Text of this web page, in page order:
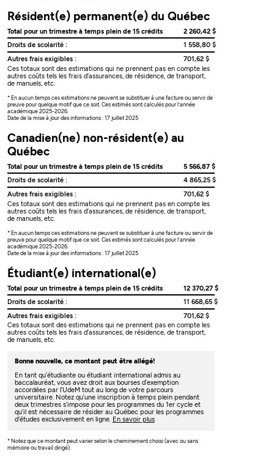
Résident(e) permanent(e) du Québec
Total pour un trimestre à temps plein de 15 crédits
2 260,42 $
Droits de scolarité :
1 558,80 $
Autres frais exigibles :
701,62 $
Ces totaux sont des estimations qui ne prennent pas en compte les
autres coûts tels les frais d’assurances, de résidence, de transport,
de manuels, etc.
* En aucun temps ces estimations ne peuvent se substituer à une facture ou servir de
preuve pour quelque motif que ce soit. Ces estimés sont calculés pour l’année
académique 2025-2026.
Date de la mise à jour des informations : 17 juillet 2025
Canadien(ne) non-résident(e) au
Québec
Total pour un trimestre à temps plein de 15 crédits
5 566,87 $
Droits de scolarité :
4 865,25 $
Autres frais exigibles :
701,62 $
Ces totaux sont des estimations qui ne prennent pas en compte les
autres coûts tels les frais d’assurances, de résidence, de transport,
de manuels, etc.
* En aucun temps ces estimations ne peuvent se substituer à une facture ou servir de
preuve pour quelque motif que ce soit. Ces estimés sont calculés pour l’année
académique 2025-2026.
Date de la mise à jour des informations : 17 juillet 2025
Étudiant(e) international(e)
Total pour un trimestre à temps plein de 15 crédits
12 370,27 $
Droits de scolarité :
11 668,65 $
Autres frais exigibles :
701,62 $
Ces totaux sont des estimations qui ne prennent pas en compte les
autres coûts tels les frais d’assurances, de résidence, de transport,
de manuels, etc.
Bonne nouvelle, ce montant peut être allégé!
En tant qu’étudiante ou étudiant international admis au
baccalauréat, vous avez droit aux bourses d’exemption
accordées par l’UdeM tout au long de votre parcours
universitaire. Notez qu’une inscription à temps plein pendant
deux trimestres s’impose pour les programmes du 1er cycle et
qu’il est nécessaire de résider au Québec pour les programmes
d’études exclusivement en ligne. En savoir plus
* Notez que ce montant peut varier selon le cheminement choisi (avec ou sans
mémoire ou travail dirigé).